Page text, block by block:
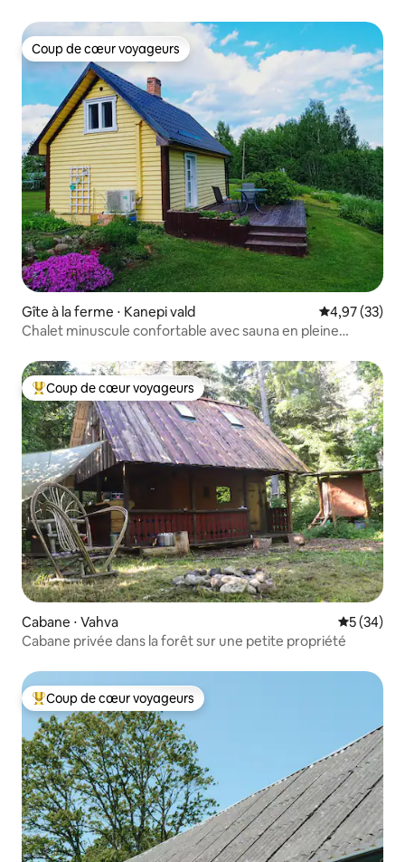
Coup de cœur voyageurs
Coup de cœur voyageurs
Gîte à la ferme ⋅ Kanepi vald Évaluation
4,97 (33)
Chalet minuscule confortable avec sauna en pleine
Coups de cœur voyageurs les plus appréciés
Coup de cœur voyageurs
Cabane ⋅ Vahva
5 (34)
Cabane privée dans la forêt sur une petite propriété
Coups de cœur voyageurs les plus appréciés
Coup de cœur voyageurs